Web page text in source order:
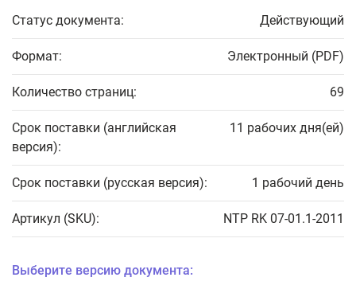
Статус документа: Действующий
Формат: Электронный (PDF)
Количество страниц: 69
Срок поставки (английская
версия):
11 рабочих дня(ей)
Срок поставки (русская версия): 1 рабочий день
Артикул (SKU): NTP RK 07-01.1-2011
Выберите версию документа: